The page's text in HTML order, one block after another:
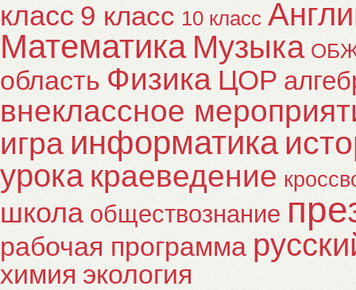
класс 9 класс 10 класс
Математика Музыка
область Физика ЦОР
внеклассное
игра информатика
урока краеведение
школа обществознание
рабочая программа
химия экология